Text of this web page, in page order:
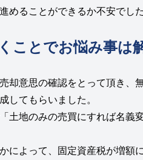
めることができるか不安でした
ことでお悩み事は
却意思の確認をとって頂き、
してもらいました。
土地のみの売買にすれば名義
によって、固定資産税が増額